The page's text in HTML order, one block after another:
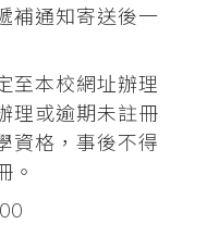
補通知寄送後一
至本校網址辦理
理或逾期未註冊
資格，事後不得
。